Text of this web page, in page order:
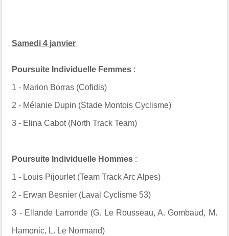
Samedi 4 janvier
Poursuite Individuelle Femmes :
1 - Marion Borras (Cofidis)
2 - Mélanie Dupin (Stade Montois Cyclisme)
3 - Elina Cabot (North Track Team)
Poursuite Individuelle Hommes :
1 - Louis Pijourlet (Team Track Arc Alpes)
2 - Erwan Besnier (Laval Cyclisme 53)
3 - Ellande Larronde (G. Le Rousseau, A. Gombaud, M.
Hamonic, L. Le Normand)